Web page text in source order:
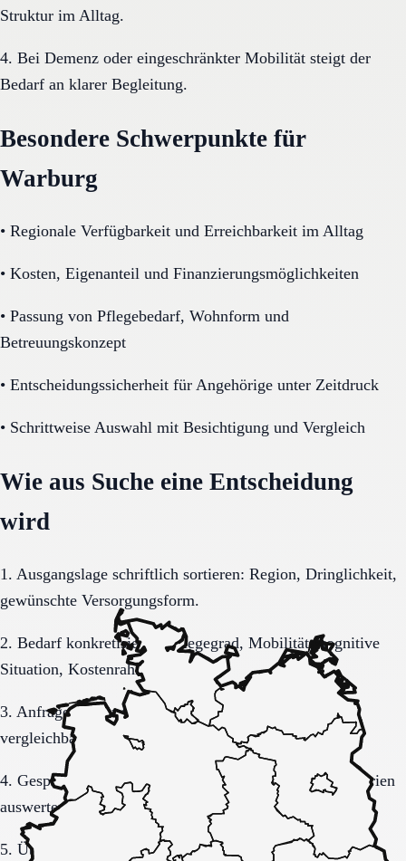
Struktur im Alltag.
4. Bei Demenz oder eingeschränkter Mobilität steigt der
Bedarf an klarer Begleitung.
Besondere Schwerpunkte für
Warburg
• Regionale Verfügbarkeit und Erreichbarkeit im Alltag
• Kosten, Eigenanteil und Finanzierungsmöglichkeiten
• Passung von Pflegebedarf, Wohnform und
Betreuungskonzept
• Entscheidungssicherheit für Angehörige unter Zeitdruck
• Schrittweise Auswahl mit Besichtigung und Vergleich
Wie aus Suche eine Entscheidung
wird
1. Ausgangslage schriftlich sortieren: Region, Dringlichkeit,
gewünschte Versorgungsform.
2. Bedarf konkretisieren: Pflegegrad, Mobilität, kognitive
Situation, Kostenrahmen.
3. Anfrage sauber formulieren, damit Rückmeldungen
vergleichbar bleiben.
4. Gespräche und Besichtigungen mit festen Muss-Kriterien
auswerten.
5. Übergang, Kommunikation und Kosten vor der